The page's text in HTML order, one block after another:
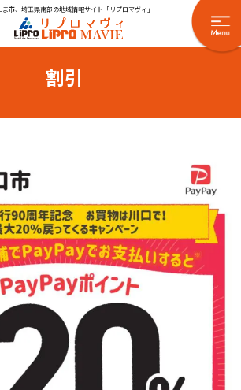
ま市、埼玉県南部の地域情報サイト「リプロマヴィ」
割引